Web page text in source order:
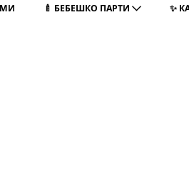
🍼 БЕБЕШКО ПАРТИ ✨